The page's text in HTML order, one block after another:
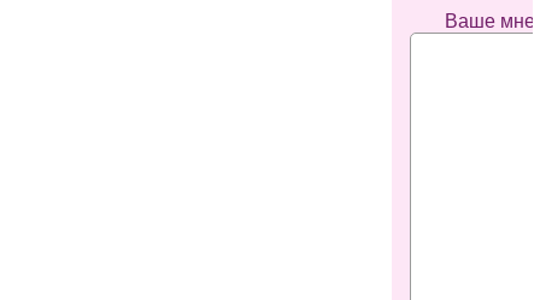
Ваше